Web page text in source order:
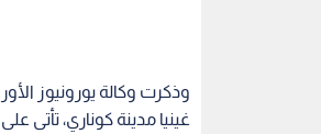
وذكرت وكالة يورونيوز
غينيا مدينة كوناري،